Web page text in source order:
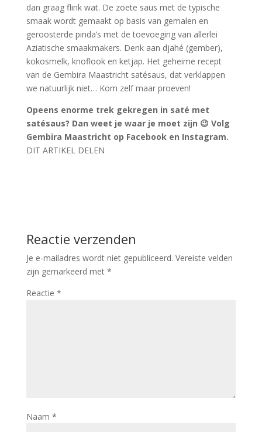
dan graag flink wat. De zoete saus met de typische
smaak wordt gemaakt op basis van gemalen en
geroosterde pinda’s met de toevoeging van allerlei
Aziatische smaakmakers. Denk aan djahé (gember),
kokosmelk, knoflook en ketjap. Het geheime recept
van de Gembira Maastricht satésaus, dat verklappen
we natuurlijk niet… Kom zelf maar proeven!
Opeens enorme trek gekregen in saté met
satésaus? Dan weet je waar je moet zijn 😉 Volg
Gembira Maastricht op Facebook en Instagram.
DIT ARTIKEL DELEN
Reactie verzenden
Je e-mailadres wordt niet gepubliceerd. Vereiste velden
zijn gemarkeerd met *
Reactie *
Naam *